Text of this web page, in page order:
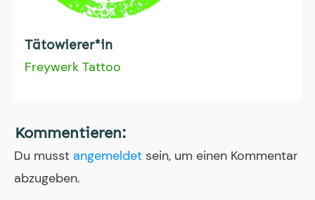
Tätowierer*in
Freywerk Tattoo
Kommentieren:
Du musst angemeldet sein, um einen Kommentar
abzugeben.